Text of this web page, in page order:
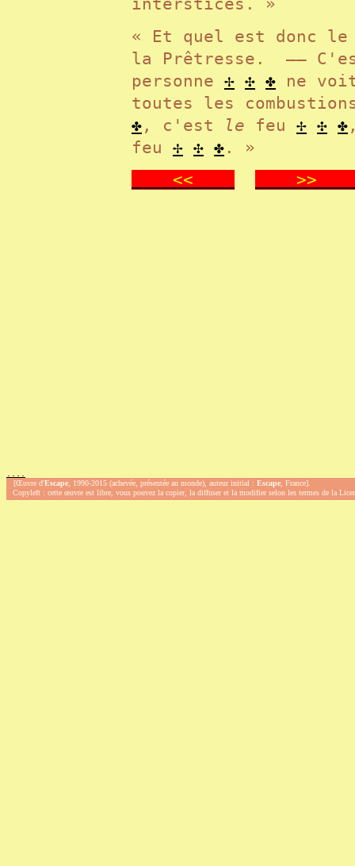
« Et quel est donc
la Prêtresse. ——
personne ✢ ✣ ✤ ne
toutes les
✤ , c'est le feu ✢ ✣ ✤
feu ✢ ✣ ✤ . »
<<
[Œuvre d'Escape, 1990-2015 (achevée, présentée au monde), auteur initial :Escape, France].
Copyleft : cette œuvre est libre, vous pouvez la copier, la diffuser et la modifier selon les termes de la